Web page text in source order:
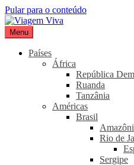
Pular para o conteúdo
Viagem Viva
Seu portal de turismo sustentável
Menu
Países
África
República
Ruanda
Tanzânia
Américas
Brasil
Rio de
Sergipe